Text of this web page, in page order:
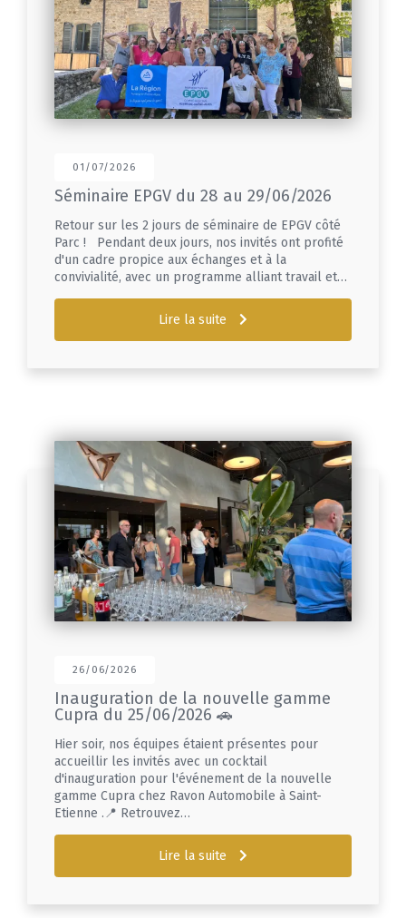
01/07/2026
Séminaire EPGV du 28 au 29/06/2026
Retour sur les 2 jours de séminaire de EPGV côté
Parc ! Pendant deux jours, nos invités ont profité
d'un cadre propice aux échanges et à la
convivialité, avec un programme alliant travail et…
Lire la suite
26/06/2026
Inauguration de la nouvelle gamme
Cupra du 25/06/2026 🚗
Hier soir, nos équipes étaient présentes pour
accueillir les invités avec un cocktail
d'inauguration pour l'événement de la nouvelle
gamme Cupra chez Ravon Automobile à Saint-
Etienne .📍 Retrouvez…
Lire la suite